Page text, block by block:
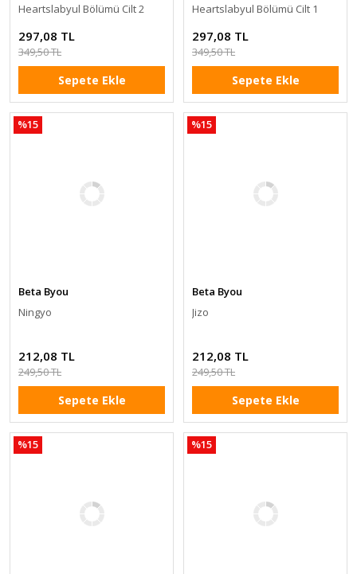
Heartslabyul Bölümü Cilt 2
297,08 TL
349,50 TL
Sepete Ekle
Heartslabyul Bölümü Cilt 1
297,08 TL
349,50 TL
Sepete Ekle
%15
Beta Byou
Ningyo
212,08 TL
249,50 TL
Sepete Ekle
%15
Beta Byou
Jizo
212,08 TL
249,50 TL
Sepete Ekle
%15 %15